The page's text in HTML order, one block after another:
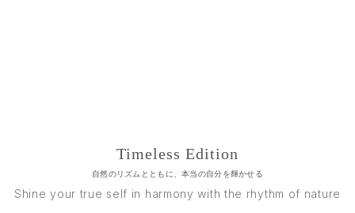
Timeless Edition
自然のリズムとともに、本当の自分を輝かせる
Shine your true self in harmony with the rhythm of nature